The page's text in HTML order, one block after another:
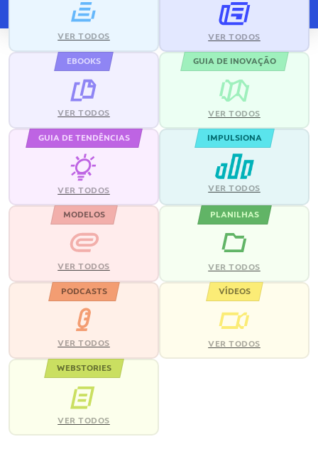
VER TODOS VER TODOS
EBOOKS
VER TODOS
GUIA DE INOVAÇÃO
VER TODOS
GUIA DE TENDÊNCIAS
VER TODOS
IMPULSIONA
VER TODOS
MODELOS
VER TODOS
PLANILHAS
VER TODOS
PODCASTS
VER TODOS
VÍDEOS
VER TODOS
WEBSTORIES
VER TODOS